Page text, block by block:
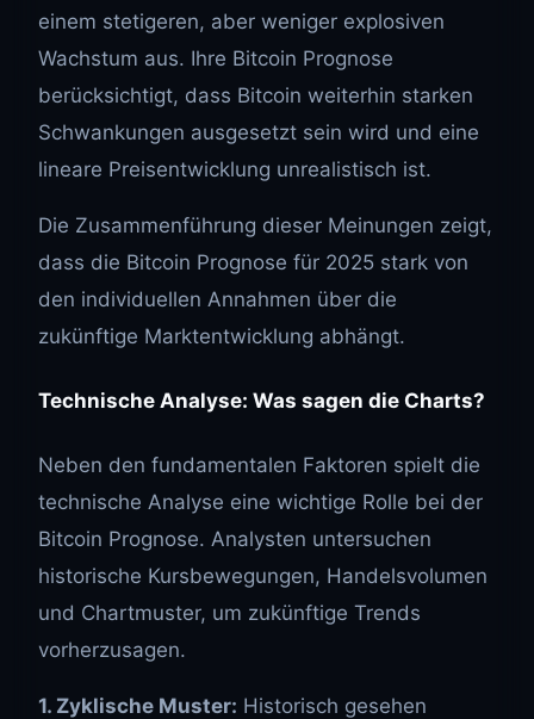
einem stetigeren, aber weniger explosiven
Wachstum aus. Ihre Bitcoin Prognose
berücksichtigt, dass Bitcoin weiterhin starken
Schwankungen ausgesetzt sein wird und eine
lineare Preisentwicklung unrealistisch ist.
Die Zusammenführung dieser Meinungen zeigt,
dass die Bitcoin Prognose für 2025 stark von
den individuellen Annahmen über die
zukünftige Marktentwicklung abhängt.
Technische Analyse: Was sagen die Charts?
Neben den fundamentalen Faktoren spielt die
technische Analyse eine wichtige Rolle bei der
Bitcoin Prognose. Analysten untersuchen
historische Kursbewegungen, Handelsvolumen
und Chartmuster, um zukünftige Trends
vorherzusagen.
1. Zyklische Muster: Historisch gesehen